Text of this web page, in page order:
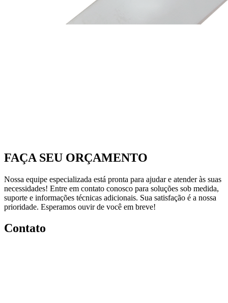
FAÇA SEU ORÇAMENTO
Nossa equipe especializada está pronta para ajudar e atender às suas
necessidades! Entre em contato conosco para soluções sob medida,
suporte e informações técnicas adicionais. Sua satisfação é a nossa
prioridade. Esperamos ouvir de você em breve!
Contato